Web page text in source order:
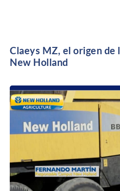
Claeys MZ, el origen de
New Holland